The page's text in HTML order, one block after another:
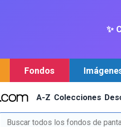
✨
Fondos
A-Z Colecciones